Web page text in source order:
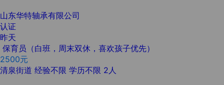
山东华特轴承有限公司
认证
昨天
保育员（白班，周末双休，喜欢孩子优先）
2500元
清泉街道 经验不限 学历不限 2人